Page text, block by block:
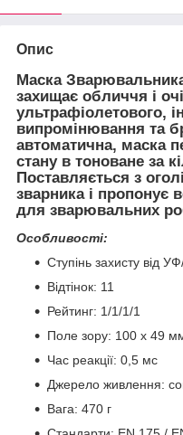
Опис
Маска
захищає обличчя і
ультрафіолетового,
випромінювання та
автоматична, маска
стану в тоноване за
Поставляється з
зварника і пропонує
для зварювальних
Особливості:
Ступінь захисту від
Відтінок: 11
Рейтинг: 1/1/1/1
Поле зору: 100 х 49
Час реакції: 0,5 мс
Джерело живлення:
Вага: 470 г